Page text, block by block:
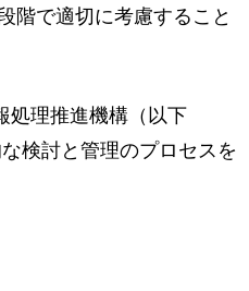
階で適切に考慮すること
処理推進機構（以下
検討と管理のプロセスを